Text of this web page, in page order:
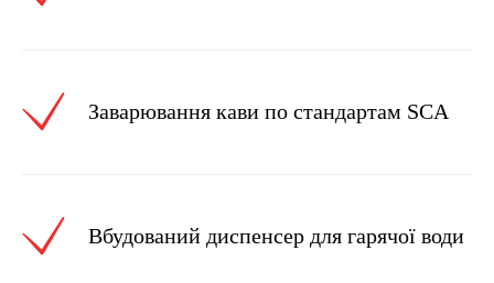
Заварювання кави по стандартам SCA
Вбудований диспенсер для гарячої води